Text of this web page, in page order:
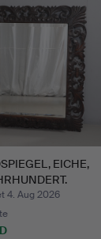
EICHE,
4. Aug 2026